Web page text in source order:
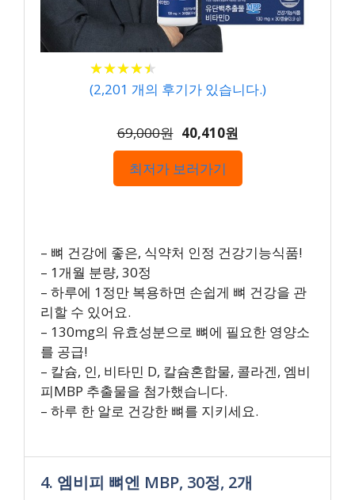
★★★★★
★★★★★
(2,201 개의 후기가 있습니다.)
69,000원 40,410원
최저가 보러가기
– 뼈 건강에 좋은, 식약처 인정 건강기능식품!
– 1개월 분량, 30정
– 하루에 1정만 복용하면 손쉽게 뼈 건강을 관
리할 수 있어요.
– 130mg의 유효성분으로 뼈에 필요한 영양소
를 공급!
– 칼슘, 인, 비타민 D, 칼슘혼합물, 콜라겐, 엠비
피MBP 추출물을 첨가했습니다.
– 하루 한 알로 건강한 뼈를 지키세요.
4. 엠비피 뼈엔 MBP, 30정, 2개